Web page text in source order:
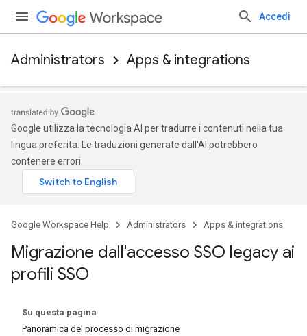
Accedi
Administrators Apps & integrations
Google utilizza la tecnologia AI per tradurre i contenuti nella tua
lingua preferita. Le traduzioni generate dall'AI potrebbero
contenere errori.
Google Workspace Help Administrators Apps & integrations
Migrazione dall'accesso SSO legacy ai
profili SSO
Su questa pagina
Panoramica del processo di migrazione